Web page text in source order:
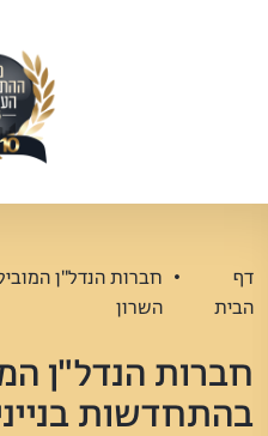
דף
הבית
חברות הנדל"ן
השרון
חברות הנדל"ן
בהתחדשות